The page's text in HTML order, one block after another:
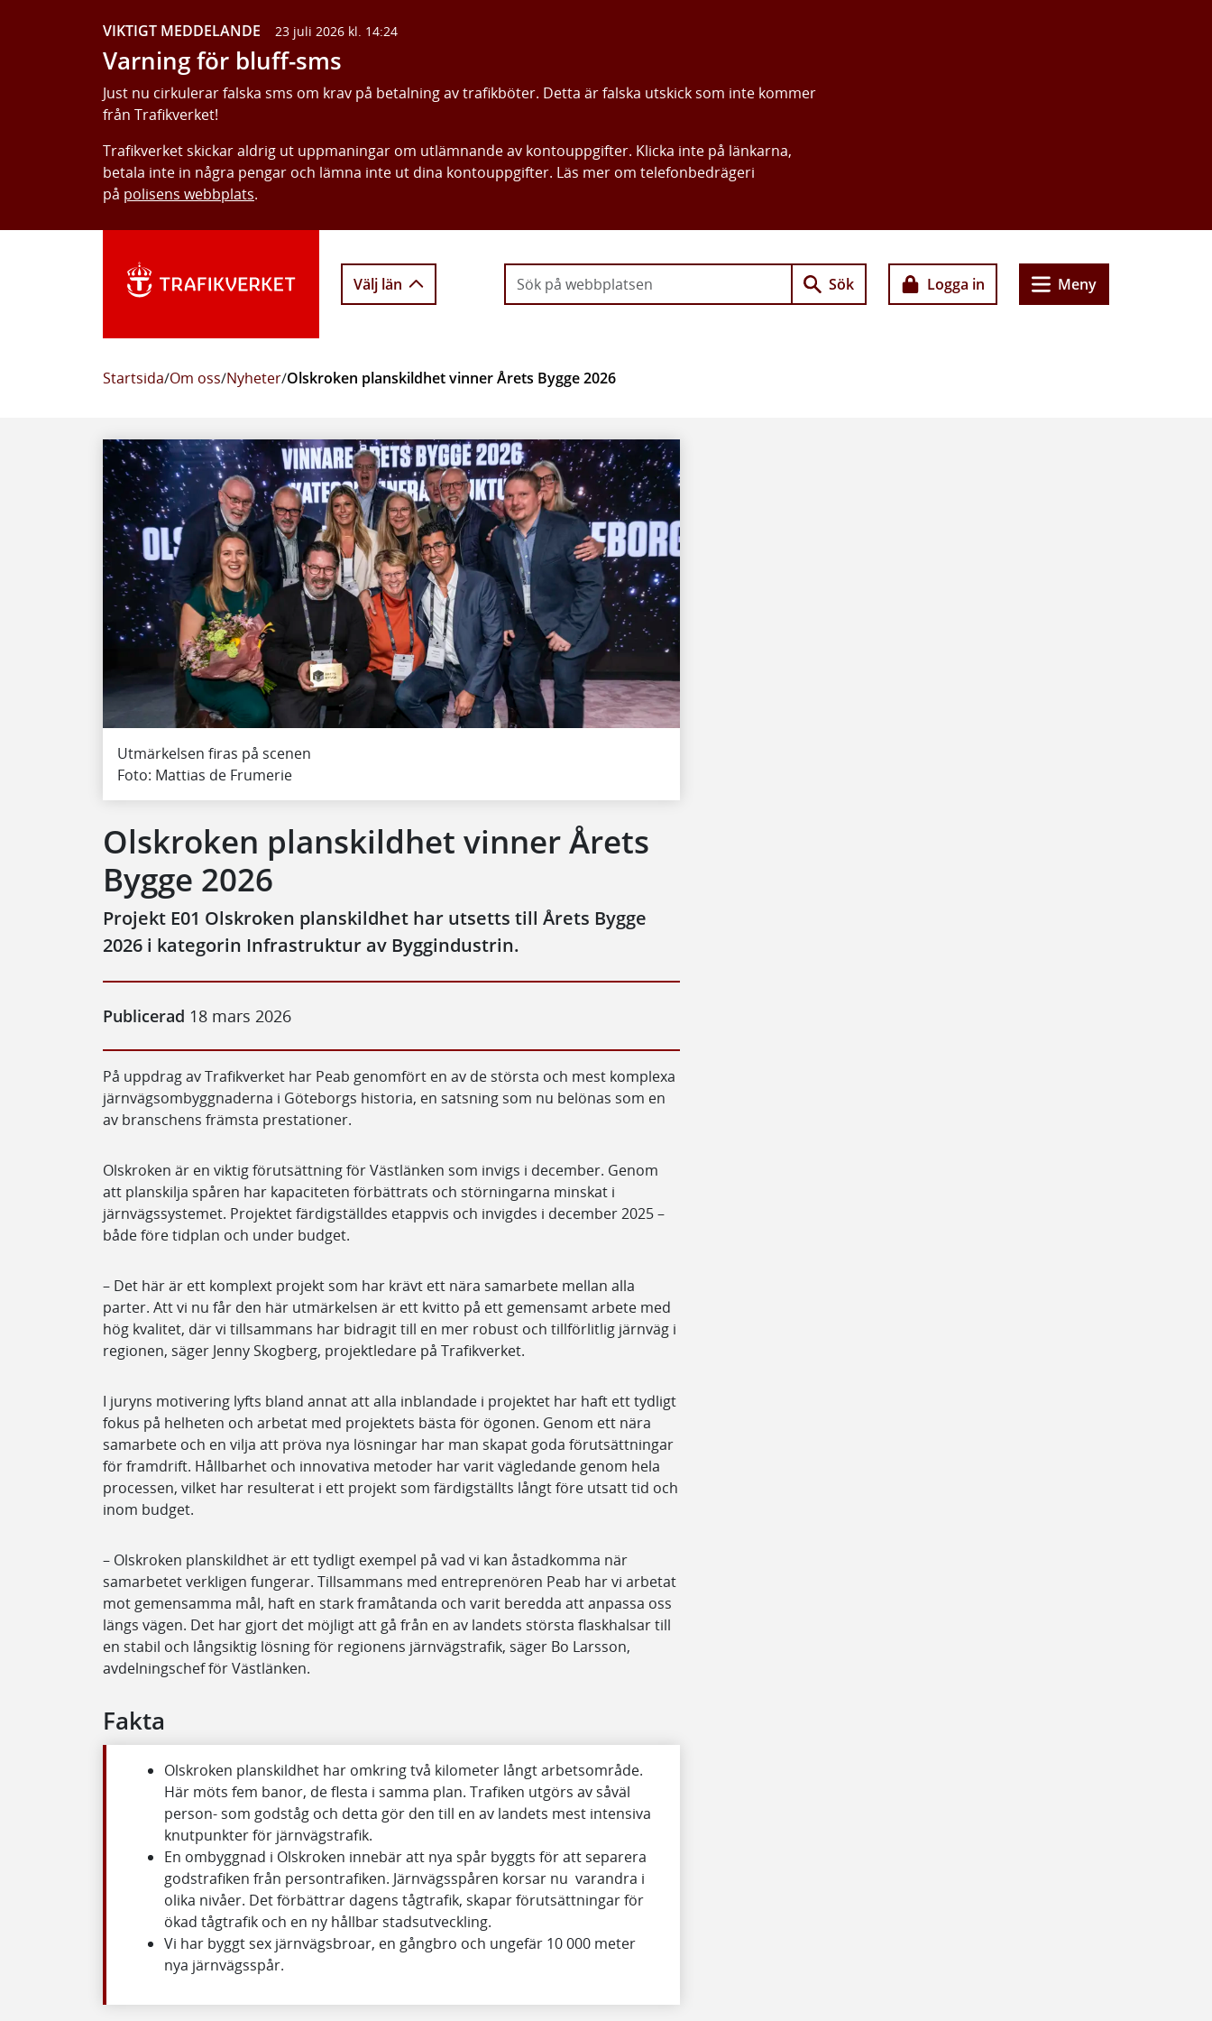
VIKTIGT MEDDELANDE 23 juli 2026 kl. 14:24
Varning för bluff-sms
Just nu cirkulerar falska sms om krav på betalning av trafikböter. Detta är falska utskick som inte kommer
från Trafikverket!
Trafikverket skickar aldrig ut uppmaningar om utlämnande av kontouppgifter. Klicka inte på länkarna,
betala inte in några pengar och lämna inte ut dina kontouppgifter. Läs mer om telefonbedrägeri
på polisens webbplats.
Välj län Sök Logga in Meny
Startsida/Om oss/Nyheter/Olskroken planskildhet vinner Årets Bygge 2026
Utmärkelsen firas på scenen
Foto: Mattias de Frumerie
Olskroken planskildhet vinner Årets
Bygge 2026
Projekt E01 Olskroken planskildhet har utsetts till Årets Bygge
2026 i kategorin Infrastruktur av Byggindustrin.
Publicerad 18 mars 2026
På uppdrag av Trafikverket har Peab genomfört en av de största och mest komplexa
järnvägsombyggnaderna i Göteborgs historia, en satsning som nu belönas som en
av branschens främsta prestationer.
Olskroken är en viktig förutsättning för Västlänken som invigs i december. Genom
att planskilja spåren har kapaciteten förbättrats och störningarna minskat i
järnvägssystemet. Projektet färdigställdes etappvis och invigdes i december 2025 –
både före tidplan och under budget.
– Det här är ett komplext projekt som har krävt ett nära samarbete mellan alla
parter. Att vi nu får den här utmärkelsen är ett kvitto på ett gemensamt arbete med
hög kvalitet, där vi tillsammans har bidragit till en mer robust och tillförlitlig järnväg i
regionen, säger Jenny Skogberg, projektledare på Trafikverket.
I juryns motivering lyfts bland annat att alla inblandade i projektet har haft ett tydligt
fokus på helheten och arbetat med projektets bästa för ögonen. Genom ett nära
samarbete och en vilja att pröva nya lösningar har man skapat goda förutsättningar
för framdrift. Hållbarhet och innovativa metoder har varit vägledande genom hela
processen, vilket har resulterat i ett projekt som färdigställts långt före utsatt tid och
inom budget.
– Olskroken planskildhet är ett tydligt exempel på vad vi kan åstadkomma när
samarbetet verkligen fungerar. Tillsammans med entreprenören Peab har vi arbetat
mot gemensamma mål, haft en stark framåtanda och varit beredda att anpassa oss
längs vägen. Det har gjort det möjligt att gå från en av landets största flaskhalsar till
en stabil och långsiktig lösning för regionens järnvägstrafik, säger Bo Larsson,
avdelningschef för Västlänken.
Fakta
Olskroken planskildhet har omkring två kilometer långt arbetsområde.
Här möts fem banor, de flesta i samma plan. Trafiken utgörs av såväl
person- som godståg och detta gör den till en av landets mest intensiva
knutpunkter för järnvägstrafik.
En ombyggnad i Olskroken innebär att nya spår byggts för att separera
godstrafiken från persontrafiken. Järnvägsspåren korsar nu varandra i
olika nivåer. Det förbättrar dagens tågtrafik, skapar förutsättningar för
ökad tågtrafik och en ny hållbar stadsutveckling.
Vi har byggt sex järnvägsbroar, en gångbro och ungefär 10 000 meter
nya järnvägsspår.